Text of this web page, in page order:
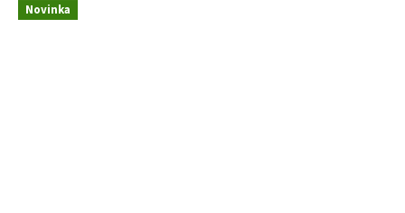
Novinka